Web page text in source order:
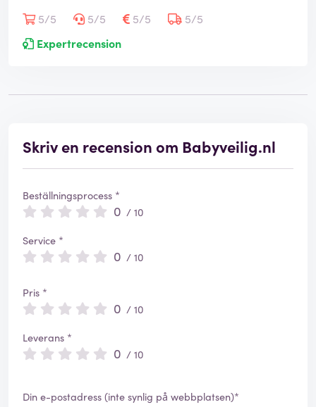
5/5
5/5 5/5
5/5
Expertrecension
Skriv en recension om Babyveilig.nl
Beställningsprocess *
0 / 10
Service *
0 / 10
Pris *
0 / 10
Leverans *
0 / 10
Din e-postadress (inte synlig på webbplatsen)*